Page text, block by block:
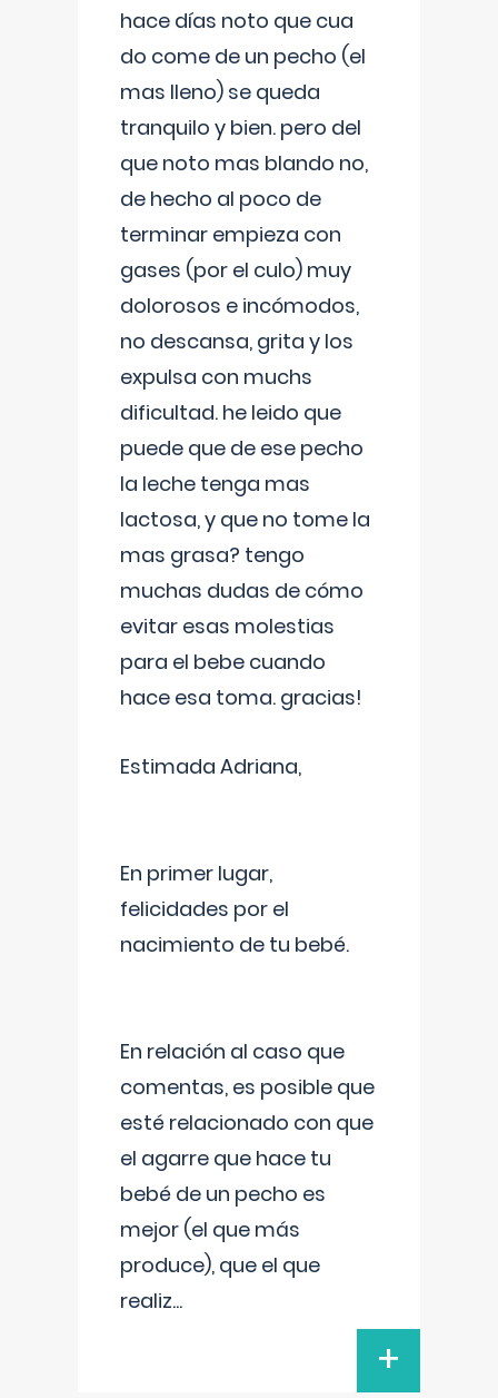
hace días noto que cua
do come de un pecho (el
mas lleno) se queda
tranquilo y bien. pero del
que noto mas blando no,
de hecho al poco de
terminar empieza con
gases (por el culo) muy
dolorosos e incómodos,
no descansa, grita y los
expulsa con muchs
dificultad. he leido que
puede que de ese pecho
la leche tenga mas
lactosa, y que no tome la
mas grasa? tengo
muchas dudas de cómo
evitar esas molestias
para el bebe cuando
hace esa toma. gracias!
Estimada Adriana,
En primer lugar,
felicidades por el
nacimiento de tu bebé.
En relación al caso que
comentas, es posible que
esté relacionado con que
el agarre que hace tu
bebé de un pecho es
mejor (el que más
produce), que el que
realiz...
+